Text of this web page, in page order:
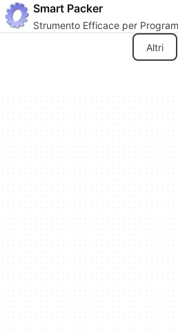
Smart Packer
Strumento Efficace per
Altri